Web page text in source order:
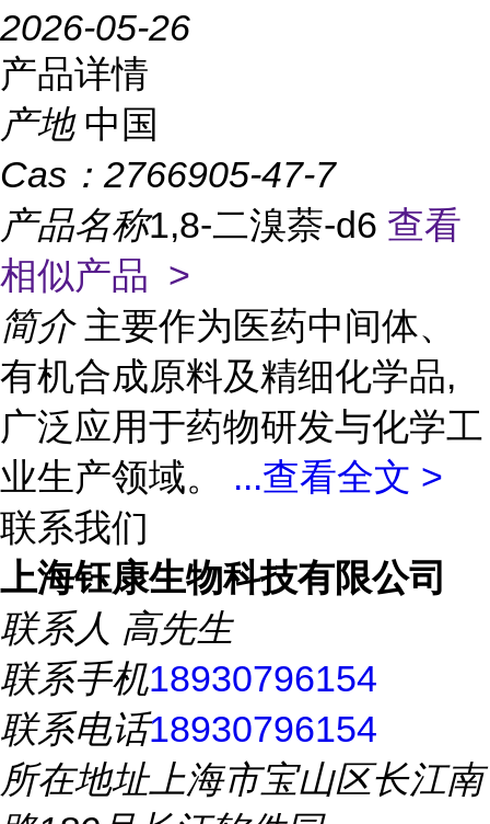
2026-05-26
产品详情
产地 中国
Cas： 2766905-47-7
产品名称1,8-二溴萘-d6 查看
相似产品 >
简介 主要作为医药中间体、
有机合成原料及精细化学品,
广泛应用于药物研发与化学工
业生产领域。 ...查看全文 >
联系我们
上海钰康生物科技有限公司
联系人 高先生
联系手机18930796154
联系电话18930796154
所在地址上海市宝山区长江南